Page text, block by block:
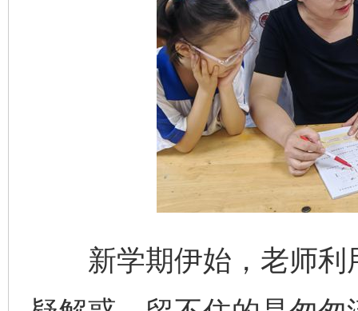
新学期伊始，老师利